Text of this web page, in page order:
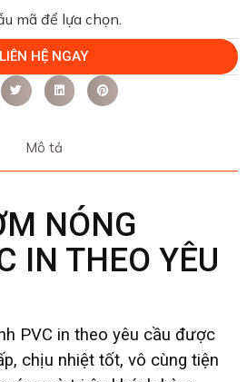
mã để lựa chọn.
LIÊN HỆ NGAY
Mô tả
NÓNG
IN THEO YÊU
PVC in theo yêu cầu được
chịu nhiệt tốt, vô cùng tiện